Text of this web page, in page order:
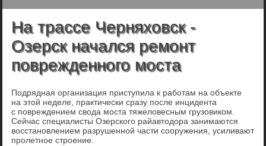
На трассе Черняховск -
Озерск начался ремонт
поврежденного моста
Подрядная организация приступила к работам на объекте
на этой неделе, практически сразу после инцидента
с повреждением свода моста тяжеловесным грузовиком.
Сейчас специалисты Озерского райавтодора занимаются
восстановлением разрушенной части сооружения, усиливают
пролетное строение.